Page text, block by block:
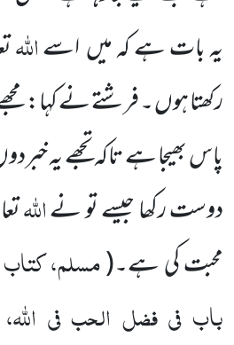
یہ بات ہے کہمیںاسےاللّٰہ
رکھتا ہوں ۔ فرشتے نے کہا:
پاس بھیجا ہے تاکہ تجھے یہ
دوست رکھا جیسے تو نےاللّٰہ
محبت کی ہے۔(مسلم، کتاب
باب فی فضل الحب فی